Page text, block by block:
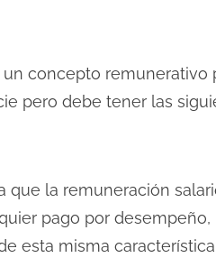
concepto
pero debe tener las
que la remuneración
pago por
esta misma